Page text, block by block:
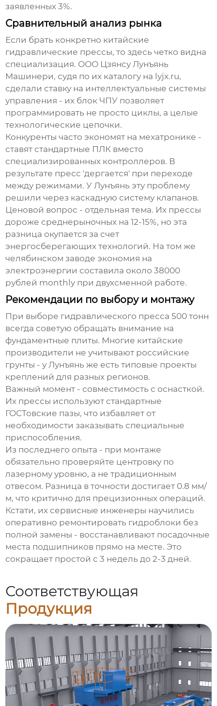
заявленных 3%.
Сравнительный анализ рынка
Если брать конкретно китайские
гидравлические прессы, то здесь четко видна
специализация. ООО Цзянсу Лунъянь
Машинери, судя по их каталогу на lyjx.ru,
сделали ставку на интеллектуальные системы
управления - их блок ЧПУ позволяет
программировать не просто циклы, а целые
технологические цепочки.
Конкуренты часто экономят на мехатронике -
ставят стандартные ПЛК вместо
специализированных контроллеров. В
результате пресс 'дергается' при переходе
между режимами. У Лунъянь эту проблему
решили через каскадную систему клапанов.
Ценовой вопрос - отдельная тема. Их прессы
дороже среднерыночных на 12-15%, но эта
разница окупается за счет
энергосберегающих технологий. На том же
челябинском заводе экономия на
электроэнергии составила около 38000
рублей monthly при двухсменной работе.
Рекомендации по выбору и монтажу
При выборе гидравлического пресса 500 тонн
всегда советую обращать внимание на
фундаментные плиты. Многие китайские
производители не учитывают российские
грунты - у Лунъянь же есть типовые проекты
креплений для разных регионов.
Важный момент - совместимость с оснасткой.
Их прессы используют стандартные
ГОСТовские пазы, что избавляет от
необходимости заказывать специальные
приспособления.
Из последнего опыта - при монтаже
обязательно проверяйте центровку по
лазерному уровню, а не традиционным
отвесом. Разница в точности достигает 0.8 мм/
м, что критично для прецизионных операций.
Кстати, их сервисные инженеры научились
оперативно ремонтировать гидроблоки без
полной замены - восстанавливают посадочные
места подшипников прямо на месте. Это
сокращает простой с 3 недель до 2-3 дней.
Соответствующая
Продукция